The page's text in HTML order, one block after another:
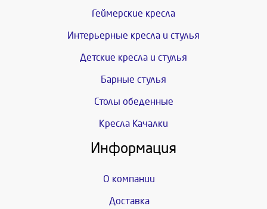
Геймерские кресла
Интерьерные кресла и стулья
Детские кресла и стулья
Барные стулья
Столы обеденные
Кресла Качалки
Информация
О компании
Доставка